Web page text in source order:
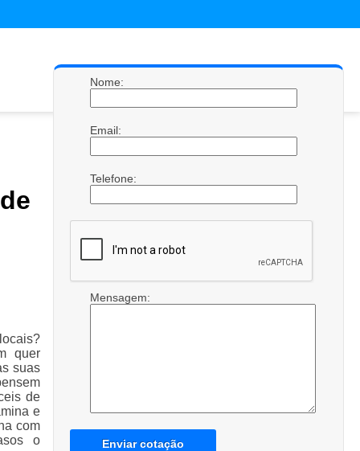
quer
suas
de
e
com
o
Nome:
Email:
Telefone:
Mensagem:
Enviar cotação